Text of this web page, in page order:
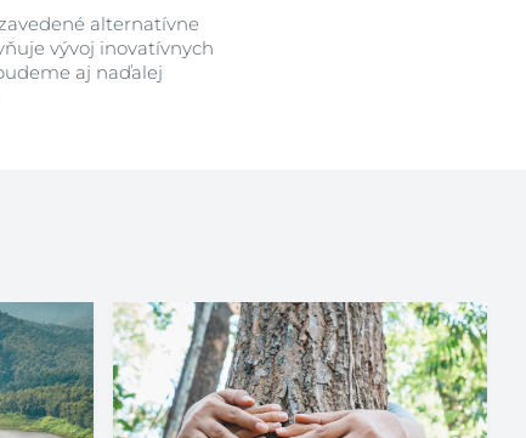
alternatívne
vývoj inovatívnych
aj naďalej